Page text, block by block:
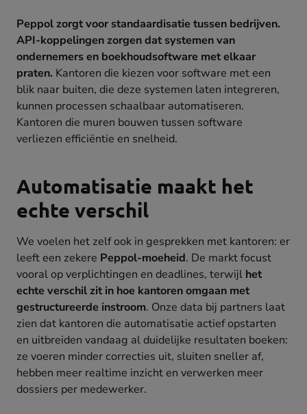
Peppol zorgt voor standaardisatie tussen bedrijven.
API-koppelingen zorgen dat systemen van
ondernemers en boekhoudsoftware met elkaar
praten. Kantoren die kiezen voor software met een
blik naar buiten, die deze systemen laten integreren,
kunnen processen schaalbaar automatiseren.
Kantoren die muren bouwen tussen software
verliezen efficiëntie en snelheid.
Automatisatie maakt het
echte verschil
We voelen het zelf ook in gesprekken met kantoren: er
leeft een zekere Peppol-moeheid. De markt focust
vooral op verplichtingen en deadlines, terwijl het
echte verschil zit in hoe kantoren omgaan met
gestructureerde instroom. Onze data bij partners laat
zien dat kantoren die automatisatie actief opstarten
en uitbreiden vandaag al duidelijke resultaten boeken:
ze voeren minder correcties uit, sluiten sneller af,
hebben meer realtime inzicht en verwerken meer
dossiers per medewerker.